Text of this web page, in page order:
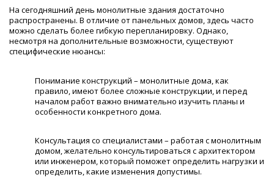
На сегодняшний день монолитные здания достаточно
распространены. В отличие от панельных домов, здесь часто
можно сделать более гибкую перепланировку. Однако,
несмотря на дополнительные возможности, существуют
специфические нюансы:
Понимание конструкций – монолитные дома, как
правило, имеют более сложные конструкции, и перед
началом работ важно внимательно изучить планы и
особенности конкретного дома.
Консультация со специалистами – работая с монолитным
домом, желательно консультироваться с архитектором
или инженером, который поможет определить нагрузки и
определить, какие изменения допустимы.